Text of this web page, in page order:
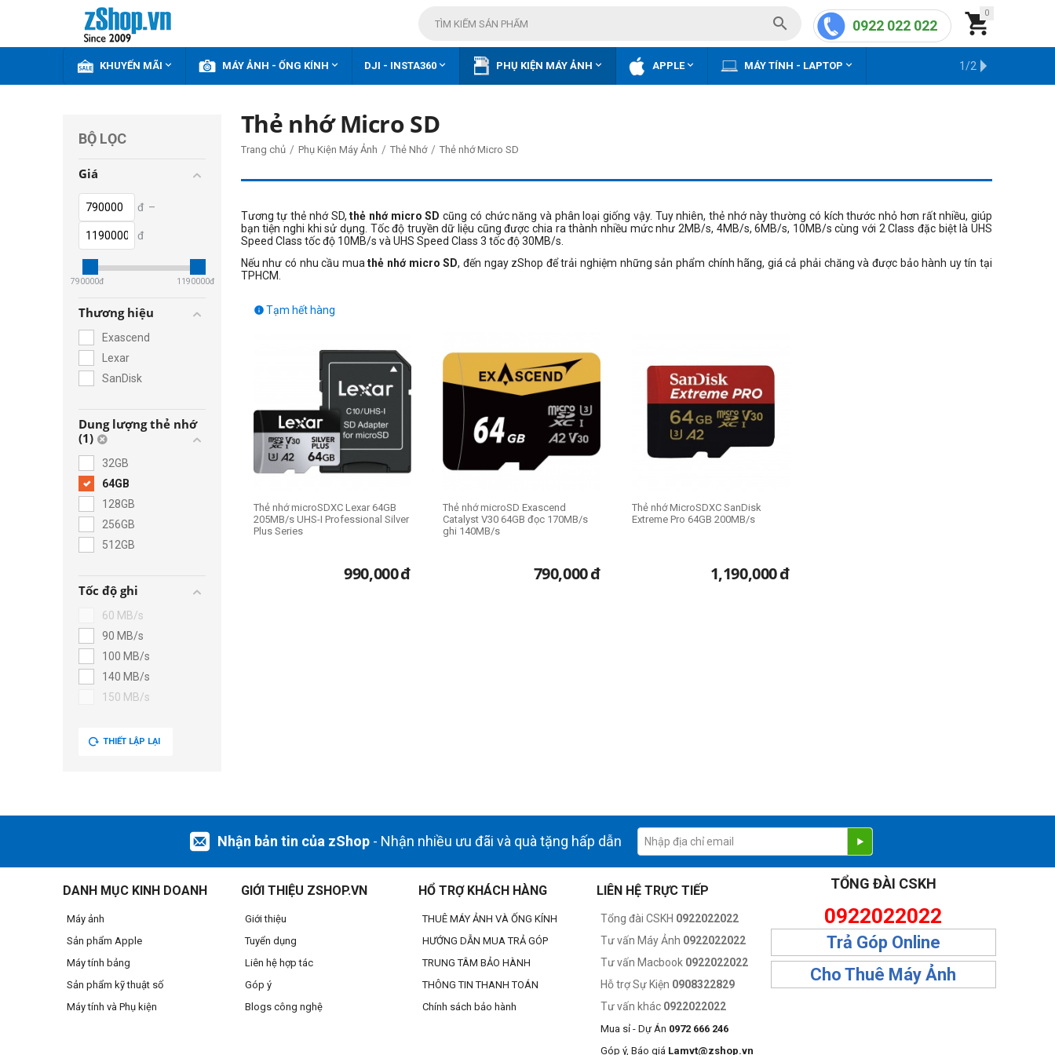
0

0922 022 022

KHUYẾN MÃI  MÁY ẢNH - ỐNG KÍNH  DJI - INSTA360  PHỤ KIỆN MÁY ẢNH  APPLE MÁY TÍNH - LAPTOP  KHO HÀNG CŨ
1/2
BỘ LỌC
Giá
đ –
đ
790000đ 1190000đ
Thương hiệu
Exascend
Lexar
SanDisk
Dung lượng thẻ nhớ
(1)
32GB
64GB
128GB
256GB
512GB
Tốc độ ghi
60 MB/s
90 MB/s
100 MB/s
140 MB/s
150 MB/s
THIẾT LẬP LẠI
Thẻ nhớ Micro SD
Trang chủ / Phụ Kiện Máy Ảnh / Thẻ Nhớ / Thẻ nhớ Micro SD
Tương tự thẻ nhớ SD,thẻ nhớ micro SD cũng có chức năng và phân loại giống vậy. Tuy nhiên, thẻ nhớ này thường có kích thước nhỏ hơn rất nhiều, giúp
bạn tiện nghi khi sử dụng. Tốc độ truyền dữ liệu cũng được chia ra thành nhiều mức như 2MB/s, 4MB/s, 6MB/s, 10MB/s cùng với 2 Class đặc biệt là UHS
Speed Class tốc độ 10MB/s và UHS Speed Class 3 tốc độ 30MB/s.
Nếu như có nhu cầu muathẻ nhớ micro SD, đến ngay zShop để trải nghiệm những sản phẩm chính hãng, giá cả phải chăng và được bảo hành uy tín tại
TPHCM.
Tạm hết hàng

Thẻ nhớ microSDXC Lexar 64GB
205MB/s UHS-I Professional Silver
Plus Series
990,000đ
Thẻ nhớ microSD Exascend
Catalyst V30 64GB đọc 170MB/s
ghi 140MB/s
790,000đ
Thẻ nhớ MicroSDXC SanDisk
Extreme Pro 64GB 200MB/s
1,190,000đ
Nhận bản tin của zShop - Nhận nhiều ưu đãi và quà tặng hấp dẫn
DANH MỤC KINH DOANH
Máy ảnh
Sản phẩm Apple
Máy tính bảng
Sản phẩm kỹ thuật số
Máy tính và Phụ kiện
GIỚI THIỆU ZSHOP.VN
Giới thiệu
Tuyển dụng
Liên hệ hợp tác
Góp ý
Blogs công nghệ
HỔ TRỢ KHÁCH HÀNG
THUÊ MÁY ẢNH VÀ ỐNG KÍNH
HƯỚNG DẪN MUA TRẢ GÓP
TRUNG TÂM BẢO HÀNH
THÔNG TIN THANH TOÁN
Chính sách bảo hành
LIÊN HỆ TRỰC TIẾP
Tổng đài CSKH 0922022022
Tư vấn Máy Ảnh 0922022022
Tư vấn Macbook 0922022022
Hỗ trợ Sự Kiện 0908322829
Tư vấn khác 0922022022
Mua sỉ - Dự Án 0972 666 246
Góp ý, Báo giá Lamvt@zshop.vn
TỔNG ĐÀI CSKH
0922022022
Trả Góp Online
Cho Thuê Máy Ảnh